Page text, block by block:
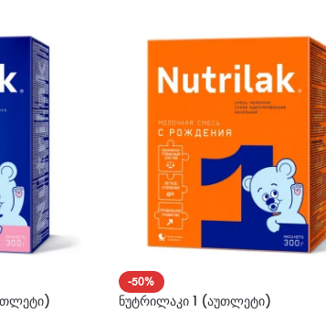
-50%
ნუტრილაკი 1 (აუთლეტი)